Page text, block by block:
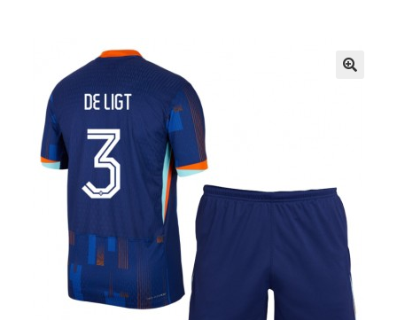
Košarica
Moj račun
Trgovina
Zaključek nakupa